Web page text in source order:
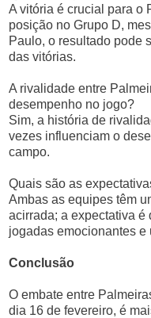
A vitória é crucial para o
posição no Grupo D,
Paulo, o resultado pode
das vitórias.
A rivalidade entre
desempenho no jogo?
Sim, a história de
vezes influenciam o
campo.
Quais são as
Ambas as equipes têm
acirrada; a expectativa é
jogadas emocionantes e
Conclusão
O embate entre
dia 16 de fevereiro, é